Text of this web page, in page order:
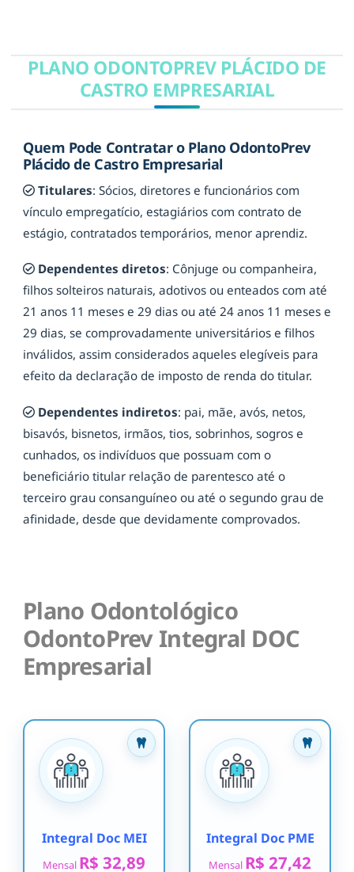
PLANO ODONTOPREV PLÁCIDO DE
CASTRO EMPRESARIAL
Quem Pode Contratar o Plano OdontoPrev
Plácido de Castro Empresarial
Titulares: Sócios, diretores e funcionários com
vínculo empregatício, estagiários com contrato de
estágio, contratados temporários, menor aprendiz.
Dependentes diretos: Cônjuge ou companheira,
filhos solteiros naturais, adotivos ou enteados com até
21 anos 11 meses e 29 dias ou até 24 anos 11 meses e
29 dias, se comprovadamente universitários e filhos
inválidos, assim considerados aqueles elegíveis para
efeito da declaração de imposto de renda do titular.
Dependentes indiretos: pai, mãe, avós, netos,
bisavós, bisnetos, irmãos, tios, sobrinhos, sogros e
cunhados, os indivíduos que possuam com o
beneficiário titular relação de parentesco até o
terceiro grau consanguíneo ou até o segundo grau de
afinidade, desde que devidamente comprovados.
Plano Odontológico
OdontoPrev Integral DOC
Empresarial
Integral Doc MEI
Mensal R$ 32,89
Integral Doc PME
Mensal R$ 27,42